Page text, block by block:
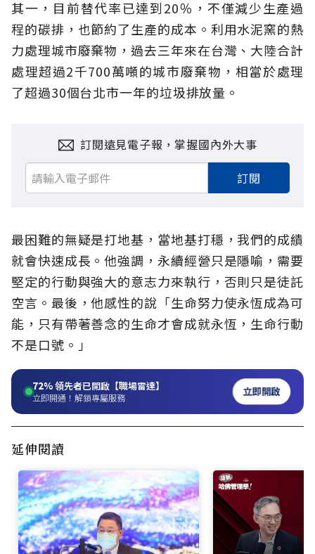
其一，目前替代率已達到20％，不僅減少生產過
程的碳排，也節約了生產的成本。利用水泥窯的熱
力處理城市廢棄物，過去三年來在台灣、大陸合計
處理超過2千700萬噸的城市廢棄物，相當於處理
了超過30個台北市一年的垃圾排放量。
訂閱遠見電子報，掌握國內外大事
訂閱
最困難的無疑是打地基，當地基打穩，我們的成績
就會快速成長。他強調，永續經營只是隱喻，需要
堅定的行動與強大的意志力來執行，否則只是徒託
空言。最後，他感性的說「生命努力使永恆成為可
能，只有帶著善念的生命才會成就永恆，生命行動
不是口號。」
72%領先者已開啟【職場雷達】
立即開通！解鎖專屬服務 立即開啟
延伸閱讀